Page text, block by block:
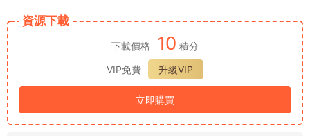
資源下載
下載價格 10 積分
VIP免費
升級VIP
立即購買